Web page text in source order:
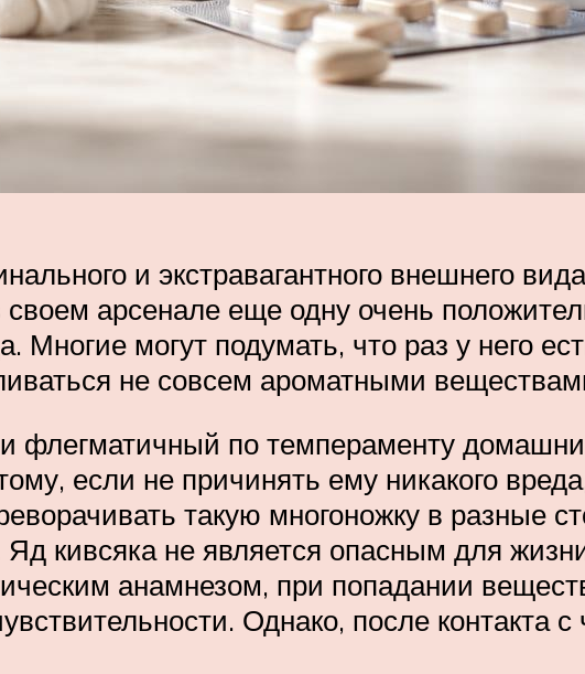
и экстравагантного внешнего
своем арсенале еще одну очень
Многие могут подумать, что раз у него
не совсем ароматными
флегматичный по темпераменту
если не причинять ему никакого
такую многоножку в разные
кивсяка не является опасным для
анамнезом, при попадании
Однако, после контакта